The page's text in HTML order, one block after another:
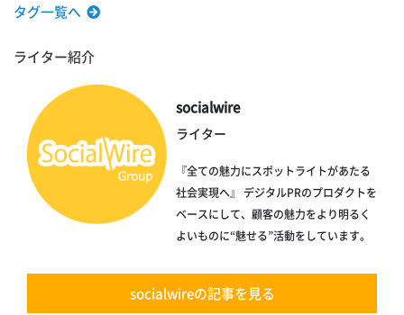
タグ一覧へ
ライター紹介
socialwire
ライター
『全ての魅力にスポットライトがあたる
社会実現へ』 デジタルPRのプロダクトを
ベースにして、顧客の魅力をより明るく
よいものに“魅せる”活動をしています。
socialwireの記事を見る